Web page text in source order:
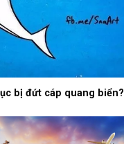
bị đứt cáp quang biển?